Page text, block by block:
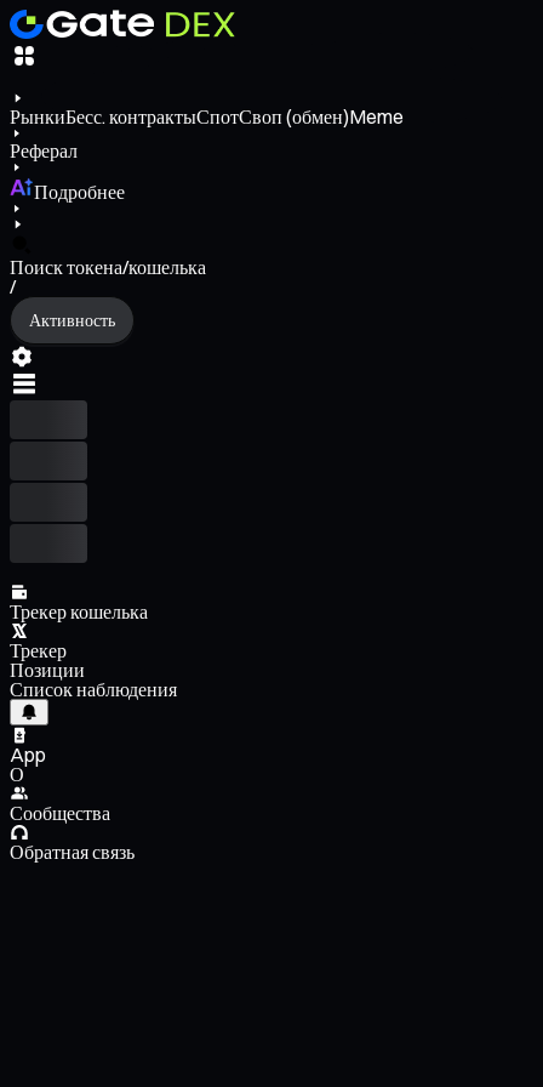
РынкиБесс. контрактыСпотСвоп (обмен)Meme
Реферал
Подробнее
Поиск токена/кошелька
/
Активность
Трекер кошелька
Трекер
Позиции
Список наблюдения
App
О
Сообщества
Обратная связь